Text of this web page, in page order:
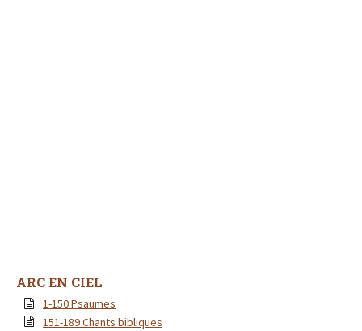
ARC EN CIEL
1-150 Psaumes
151-189 Chants bibliques